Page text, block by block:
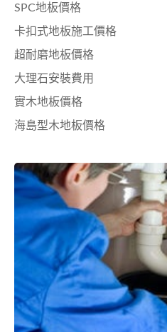
SPC地板價格
卡扣式地板施工價格
超耐磨地板價格
大理石安裝費用
實木地板價格
海島型木地板價格